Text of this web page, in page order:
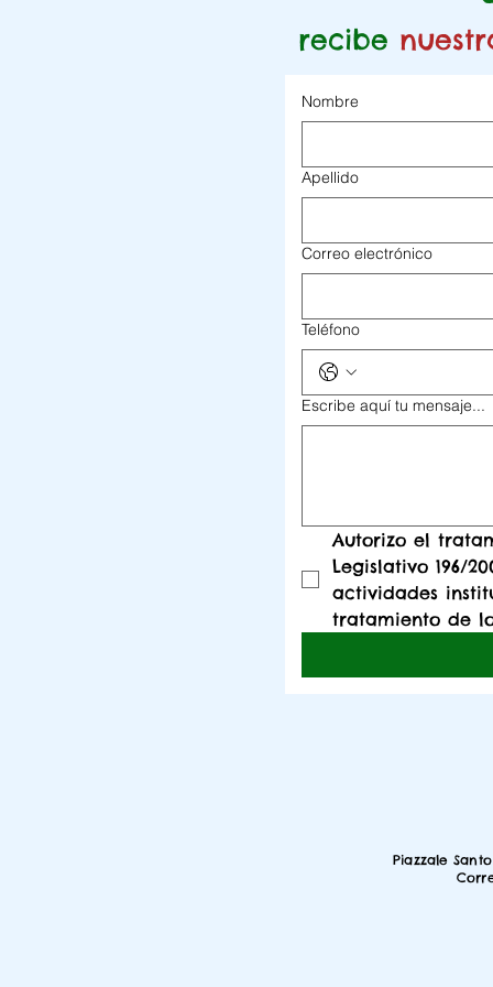
recibe
Nombre
Apellido
Correo electrónico
Teléfono
Escribe aquí tu mensaje...
Autorizo ​​el
Legislativo 196/
actividades
tratamiento de
Piazzale